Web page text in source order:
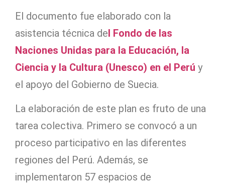
El documento fue elaborado con la
asistencia técnica del Fondo de las
Naciones Unidas para la Educación, la
Ciencia y la Cultura (Unesco) en el Perú y
el apoyo del Gobierno de Suecia.
La elaboración de este plan es fruto de una
tarea colectiva. Primero se convocó a un
proceso participativo en las diferentes
regiones del Perú. Además, se
implementaron 57 espacios de